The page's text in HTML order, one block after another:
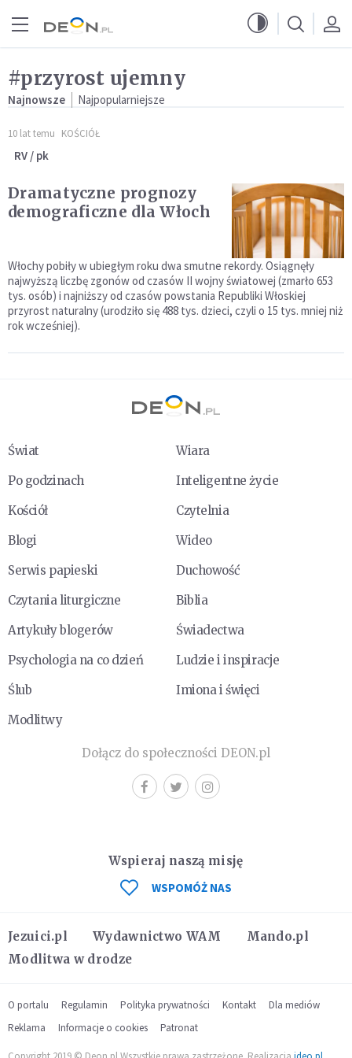
#przyrost ujemny
Najnowsze Najpopularniejsze
10 lat temu KOŚCIÓŁ
RV / pk
Dramatyczne prognozy
demograficzne dla Włoch
Włochy pobiły w ubiegłym roku dwa smutne rekordy. Osiągnęły
najwyższą liczbę zgonów od czasów II wojny światowej (zmarło 653
tys. osób) i najniższy od czasów powstania Republiki Włoskiej
przyrost naturalny (urodziło się 488 tys. dzieci, czyli o 15 tys. mniej niż
rok wcześniej).
Świat
Wiara
Po godzinach
Inteligentne życie
Kościół
Czytelnia
Blogi
Wideo
Serwis papieski
Duchowość
Czytania liturgiczne
Biblia
Artykuły blogerów
Świadectwa
Psychologia na co dzień
Ludzie i inspiracje
Ślub
Imiona i święci
Modlitwy
Dołącz do społeczności DEON.pl
Jezuici.pl Wydawnictwo WAM
Mando.pl
Modlitwa w drodze
Wspieraj naszą misję
WSPOMÓŻ NAS
O portalu Regulamin Polityka prywatności Kontakt
Dla mediów
Reklama
Informacje o cookies Patronat